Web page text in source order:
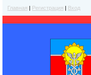
Главная | Регистрация | Вход